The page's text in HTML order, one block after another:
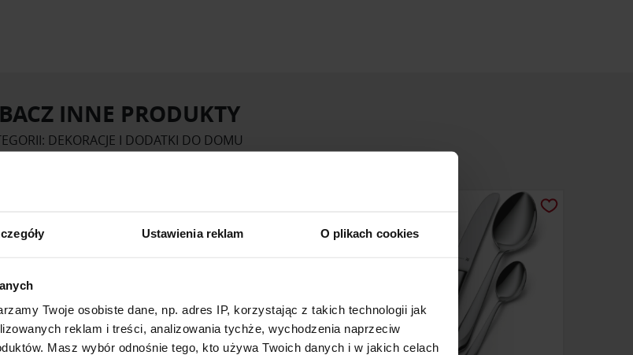
Ustawienia reklam O plikach cookies
Twoje osobiste dane, np. adres IP, korzystając z takich technologii jak
reklam i treści, analizowania tychże, wychodzenia naprzeciw
Masz wybór odnośnie tego, kto używa Twoich danych i w jakich celach
INNE PRODUKTY
DEKORACJE I DODATKI DO DOMU